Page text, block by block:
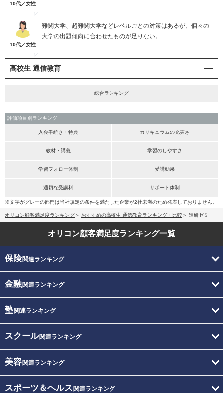
10代／女性
10代／女性
難関大学、超難関大学などレベルごとの対策はあるが、個々の
大学の出題傾向に合わせたものが足りない。
高校生 通信教育
総合ランキング
評価項目別ランキング
入会手続き・特典 カリキュラムの充実さ
教材・講義 学習のしやすさ
学習フォロー体制 受講効果
適切な受講料 サポート体制
※文字がグレーの部門は当社規定の条件を満たした企業が2社未満のため発表しておりません。
オリコン顧客満足度ランキング おすすめの高校生 通信教育ランキング・比較 進研ゼミ
オリコン顧客満足度ランキング一覧
保険関連ランキング
金融関連ランキング
塾関連ランキング
スクール関連ランキング
美容関連ランキング
スポーツ＆ヘルス 関連ランキング